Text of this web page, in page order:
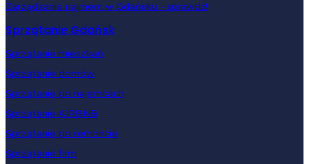
Zarządzanie najmem w Gdańsku - sprawdź!
Sprzątanie Gdańsk
Sprzątanie mieszkań
Sprzątanie domów
Sprzątanie po najemcach
Sprzątanie AIRBNB
Sprzątanie po remoncie
Sprzątanie firm